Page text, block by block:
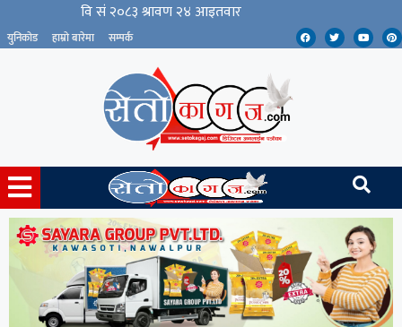
युनिकोड हाम्रो बारेमा सम्पर्क